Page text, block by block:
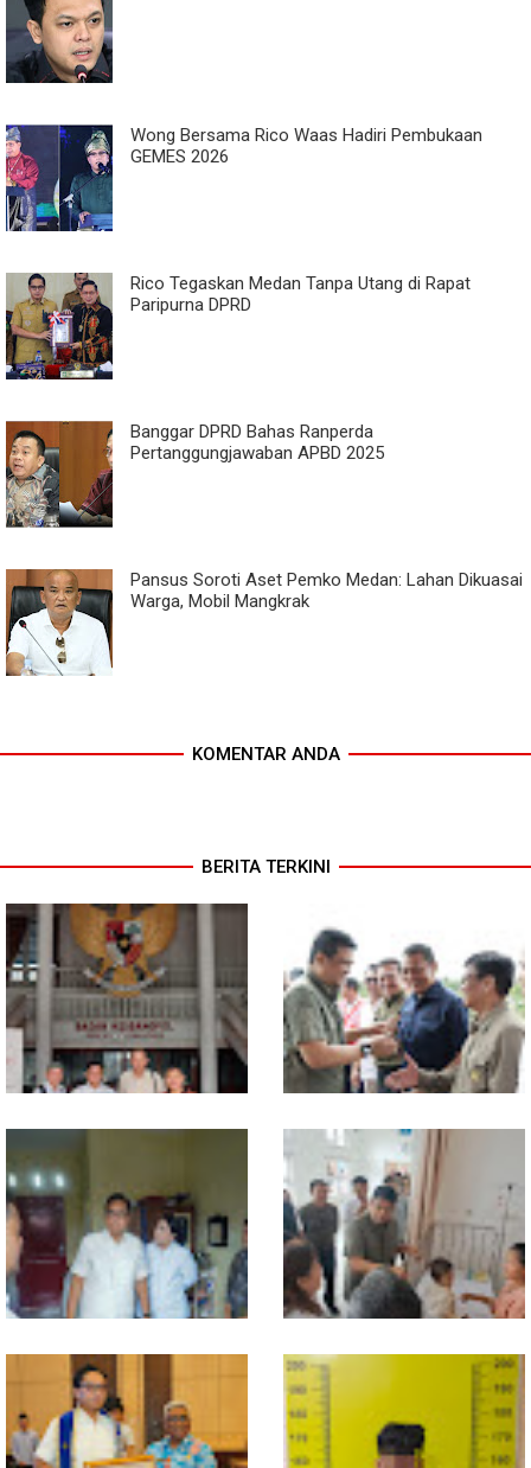
Wong Bersama Rico Waas Hadiri Pembukaan
GEMES 2026
Rico Tegaskan Medan Tanpa Utang di Rapat
Paripurna DPRD
Banggar DPRD Bahas Ranperda
Pertanggungjawaban APBD 2025
Pansus Soroti Aset Pemko Medan: Lahan Dikuasai
Warga, Mobil Mangkrak
KOMENTAR ANDA
BERITA TERKINI
MIO Indonesia Sumut Resmi
Daftarkan Organisasi ke
Kesbangpol, Langkah Awal
Perkuat Profesionalisme
Media Online
Komisi D DPRDSU Ikut Gubsu
Bobby Nasution Berkantor di
Nias
Walikota Medan Nonaktifkan
Lurah Aur, Rico Waas : Tak Ada
Toleransi bagi Penyalahgunaan
Gubsu Bobby Pastikan Pasien
Rujukan dari Nias Tak
Terkendala Biaya Perjalanan